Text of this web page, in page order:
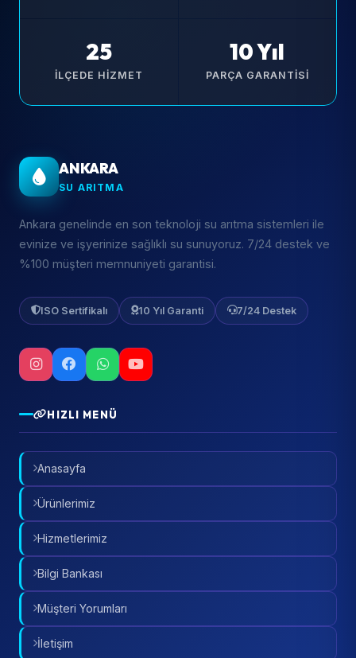
25
İLÇEDE HIZMET
10 Yıl
PARÇA GARANTISI
ANKARA
SU ARITMA
Ankara genelinde en son teknoloji su arıtma sistemleri ile
evinize ve işyerinize sağlıklı su sunuyoruz. 7/24 destek ve
%100 müşteri memnuniyeti garantisi.
ISO Sertifikalı 10 Yıl Garanti 7/24 Destek
HIZLI MENÜ
Anasayfa
Ürünlerimiz
Hizmetlerimiz
Bilgi Bankası
Müşteri Yorumları
İletişim